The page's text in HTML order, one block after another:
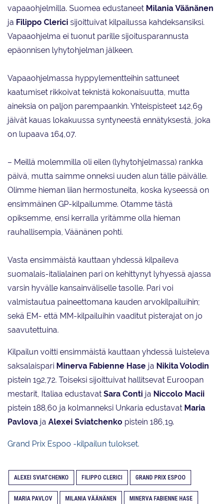
vapaaohjelmilla. Suomea edustaneet Milania Väänänen
ja Filippo Clerici sijoittuivat kilpailussa kahdeksansiksi.
Vapaaohjelma ei tuonut parille sijoitusparannusta
epäonnisen lyhytohjelman jälkeen.
Vapaaohjelmassa hyppylementteihin sattuneet
kaatumiset rikkoivat teknistä kokonaisuutta, mutta
aineksia on paljon parempaankin. Yhteispisteet 142,69
jäivät kauas lokakuussa syntyneestä ennätyksestä, joka
on lupaava 164,07.
– Meillä molemmilla oli eilen (lyhytohjelmassa) rankka
päivä, mutta saimme onneksi uuden alun tälle päivälle.
Olimme hieman liian hermostuneita, koska kyseessä on
ensimmäinen GP-kilpailumme. Otamme tästä
opiksemme, ensi kerralla yritämme olla hieman
rauhallisempia, Väänänen pohti.
Vasta ensimmäistä kauttaan yhdessä kilpaileva
suomalais-italialainen pari on kehittynyt lyhyessä ajassa
varsin hyvälle kansainväliselle tasolle. Pari voi
valmistautua paineettomana kauden arvokilpailuihin;
sekä EM- että MM-kilpailuihin vaaditut pisterajat on jo
saavutettuina.
Kilpailun voitti ensimmäistä kauttaan yhdessä luisteleva
saksalaispari Minerva Fabienne Hase ja Nikita Volodin
pistein 192,72. Toiseksi sijoittuivat hallitsevat Euroopan
mestarit, Italiaa edustavat Sara Conti ja Niccolo Macii
pistein 188,60 ja kolmanneksi Unkaria edustavat Maria
Pavlova ja Alexei Sviatchenko pistein 186,19.
Grand Prix Espoo -kilpailun tulokset.
ALEXEI SVIATCHENKO FILIPPO CLERICI GRAND PRIX ESPOO
MARIA PAVLOV MILANIA VÄÄNÄNEN MINERVA FABIENNE HASE